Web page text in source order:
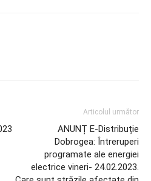
Articolul următor
ANUNȚ E-Distribuție
Dobrogea: Întreruperi
programate ale energiei
electrice vineri- 24.02.2023.